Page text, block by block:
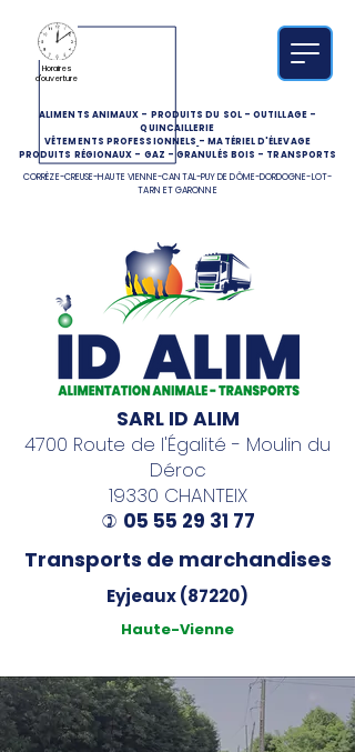
ALIMENTS ANIMAUX - PRODUITS DU SOL-OUTILLAGE-
QUINCAILLERIE
VÊTEMENTS PROFESSIONNELS -MATÉRIEL D'ÉLEVAGE
PRODUITS RÉGIONAUX - GAZ -GRANULÉS BOIS - TRANSPORTS
CORRÈZE-CREUSE-HAUTE VIENNE-CANTAL-PUY DE DÔME-DORDOGNE-LOT-
TARN ET GARONNE
Horaires
d'ouverture
SARL ID ALIM
4700 Route de l'Égalité - Moulin du
Déroc
19330 CHANTEIX
) 05 55 29 31 77
Transports de marchandises
Eyjeaux (87220)
Haute-Vienne